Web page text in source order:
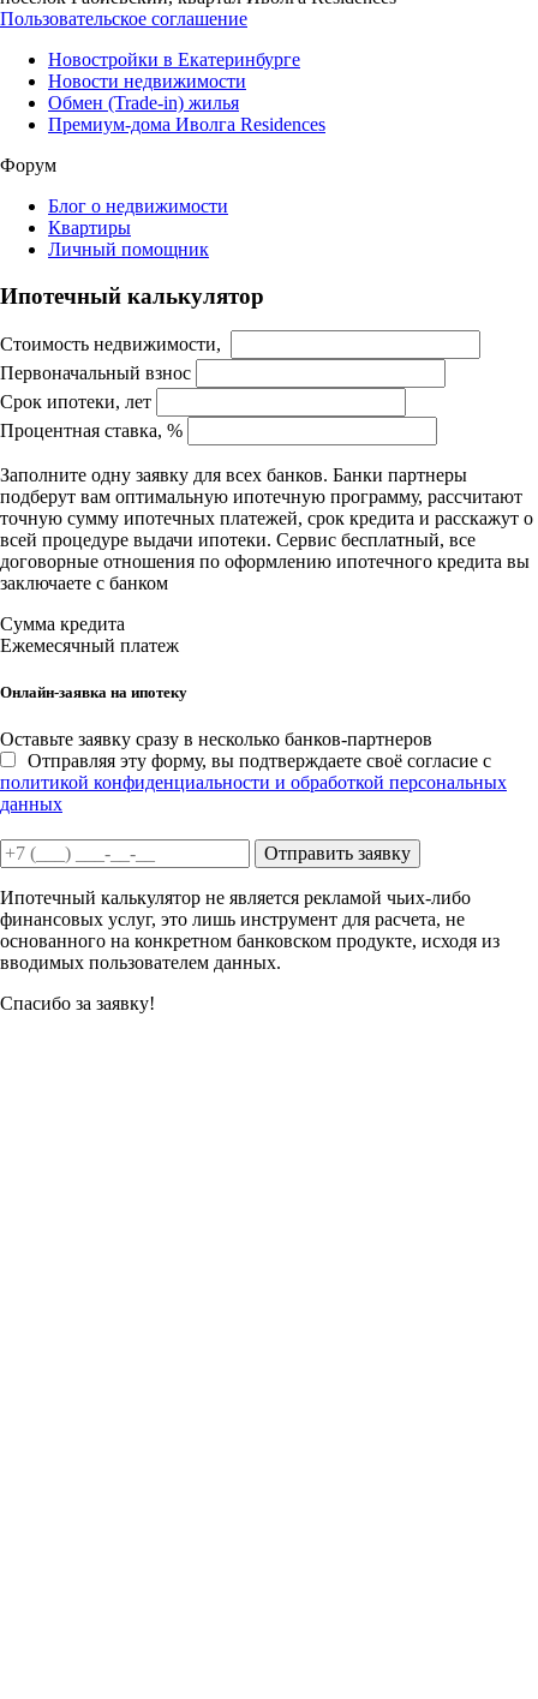
Пользовательское соглашение
Новостройки в Екатеринбурге
Новости недвижимости
Обмен (Trade-in) жилья
Премиум-дома Иволга Residences
Форум
Блог о недвижимости
Квартиры
Личный помощник
Ипотечный калькулятор
Стоимость недвижимости,
Первоначальный взнос
Срок ипотеки, лет
Процентная ставка, %
Заполните одну заявку для всех банков. Банки партнеры
подберут вам оптимальную ипотечную программу, рассчитают
точную сумму ипотечных платежей, срок кредита и расскажут о
всей процедуре выдачи ипотеки. Сервис бесплатный, все
договорные отношения по оформлению ипотечного кредита вы
заключаете с банком
Сумма кредита
Ежемесячный платеж
Онлайн-заявка на ипотеку
Оставьте заявку сразу в несколько банков-партнеров
Отправляя эту форму, вы подтверждаете своё согласие с
политикой конфиденциальности и обработкой персональных
данных
Отправить заявку
Ипотечный калькулятор не является рекламой чьих-либо
финансовых услуг, это лишь инструмент для расчета, не
основанного на конкретном банковском продукте, исходя из
вводимых пользователем данных.
Спасибо за заявку!